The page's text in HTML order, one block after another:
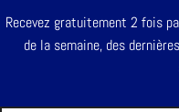
Recevez gratuitement 2 fois
de la semaine, des